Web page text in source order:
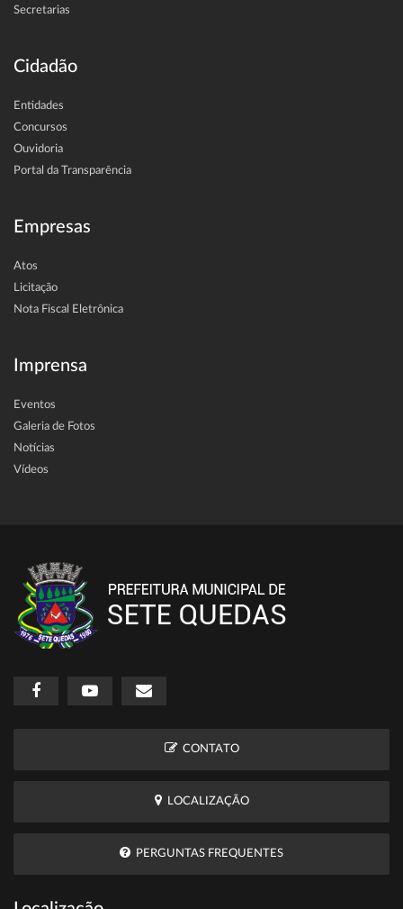
Secretarias
Cidadão
Entidades
Concursos
Ouvidoria
Portal da Transparência
Empresas
Atos
Licitação
Nota Fiscal Eletrônica
Imprensa
Eventos
Galeria de Fotos
Notícias
Vídeos
CONTATO
LOCALIZAÇÃO
PERGUNTAS FREQUENTES